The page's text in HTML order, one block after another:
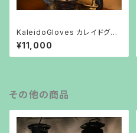
KaleidoGloves カレイドグロ
ーブ
¥11,000
その他の商品